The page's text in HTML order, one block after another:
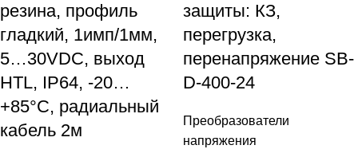
резина, профиль
гладкий, 1имп/1мм,
5…30VDC, выход
HTL, IP64, -20…
+85°C, радиальный
кабель 2м
защиты: КЗ,
перегрузка,
перенапряжение SB-
D-400-24
Преобразователи
напряжения